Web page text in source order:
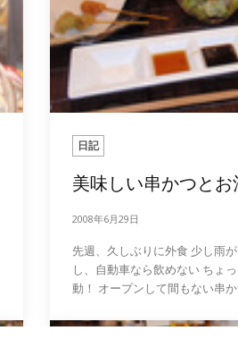
日記
美味しい串かつとお
2008年6月29日
先週、久しぶりに外食 少し雨がきつく、歩くには遠い
し、自動車なら飲めない ちょ
動！ オープンして間もない串